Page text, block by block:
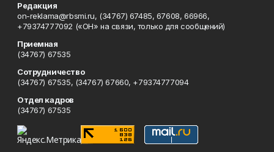
Редакция
on-reklama@rbsmi.ru, (34767) 67485, 67608, 66966,
+79374777092 («ОН» на связи, только для сообщений)
Приемная
(34767) 67535
Сотрудничество
(34767) 67535, (34767) 67660, +79374777094
Отдел кадров
(34767) 67535